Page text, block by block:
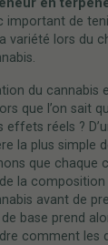
important de
variété lors du
du cannabis
que l’on sait
réels ?
la plus simple
que chaque
la composition
avant de
base prend
comment les